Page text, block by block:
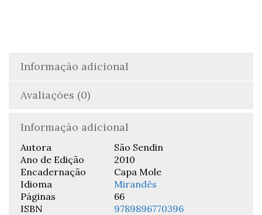
Informação adicional
Avaliações (0)
Informação adicional
Autora
São Sendin
Ano de Edição
2010
Encadernação
Capa Mole
Idioma
Mirandês
Páginas
66
ISBN
9789896770396